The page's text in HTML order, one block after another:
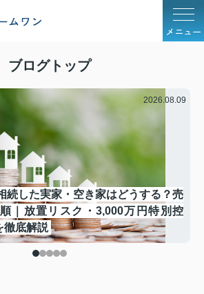
メニュー
ブログトップ
2026.08.09
続した実家・空き家はどうする？売
｜放置リスク・3,000万円特別控
徹底解説